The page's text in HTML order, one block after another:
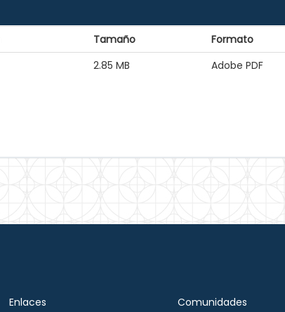
Tamaño
Formato
2.85 MB Adobe PDF
Enlaces Comunidades